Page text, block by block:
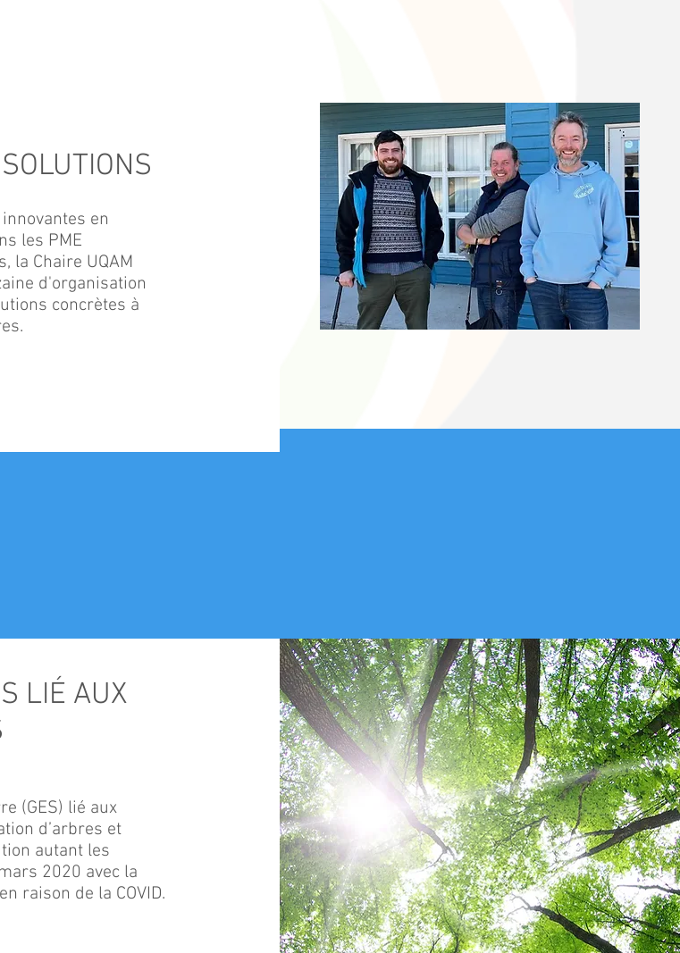
en
les PME
la Chaire UQAM
d'organisation
concrètes à
LIÉ AUX
(GES) lié aux
d’arbres et
autant les
2020 avec la
raison de la COVID.